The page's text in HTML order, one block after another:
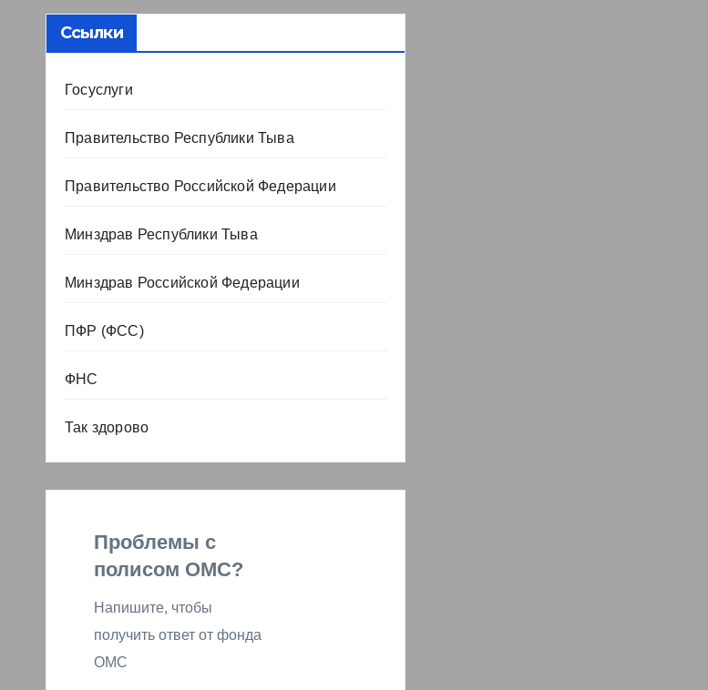
Ссылки
Госуслуги
Правительство Республики Тыва
Правительство Российской Федерации
Минздрав Республики Тыва
Минздрав Российской Федерации
ПФР (ФСС)
ФНС
Так здорово
Проблемы с
полисом ОМС?
Напишите, чтобы
получить ответ от фонда
ОМС